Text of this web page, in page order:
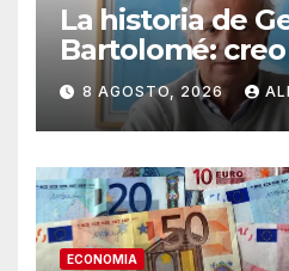
La historia de
Bartolomé:
semilla en todo
la traspasó a su
emprendiendo
8 AGOSTO, 2026
ECONOMIA